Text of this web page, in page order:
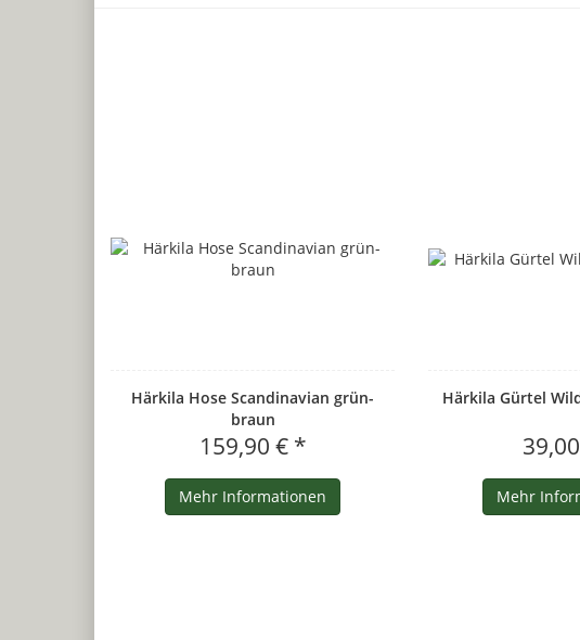
Härkila Hose Scandinavian grün-
braun
159,90 € *
Mehr Informationen
Härkila Gürtel
Mehr